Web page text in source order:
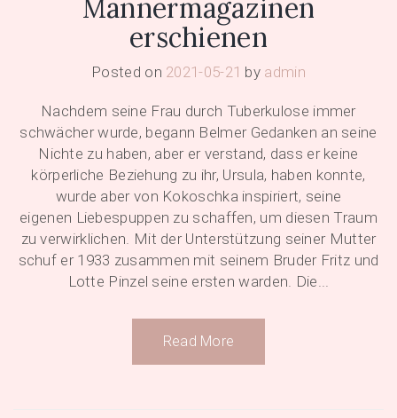
Männermagazinen
erschienen
Posted on 2021-05-21 by admin
Nachdem seine Frau durch Tuberkulose immer
schwächer wurde, begann Belmer Gedanken an seine
Nichte zu haben, aber er verstand, dass er keine
körperliche Beziehung zu ihr, Ursula, haben konnte,
wurde aber von Kokoschka inspiriert, seine
eigenen Liebespuppen zu schaffen, um diesen Traum
zu verwirklichen. Mit der Unterstützung seiner Mutter
schuf er 1933 zusammen mit seinem Bruder Fritz und
Lotte Pinzel seine ersten warden. Die...
Read More